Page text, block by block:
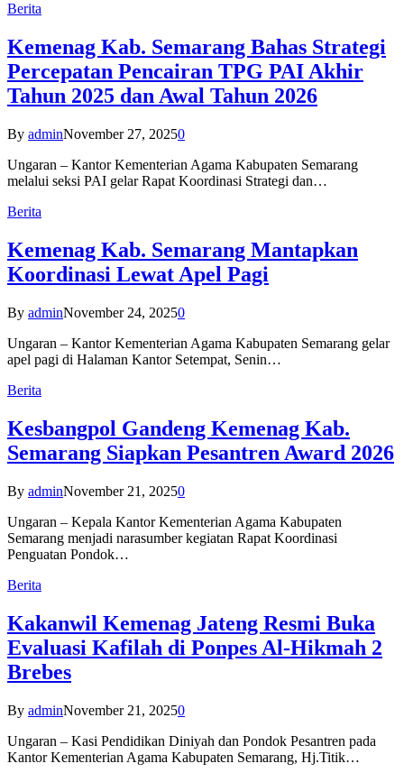
Berita
Kemenag Kab. Semarang Bahas Strategi
Percepatan Pencairan TPG PAI Akhir
Tahun 2025 dan Awal Tahun 2026
By adminNovember 27, 20250
Ungaran – Kantor Kementerian Agama Kabupaten Semarang
melalui seksi PAI gelar Rapat Koordinasi Strategi dan…
Berita
Kemenag Kab. Semarang Mantapkan
Koordinasi Lewat Apel Pagi
By adminNovember 24, 20250
Ungaran – Kantor Kementerian Agama Kabupaten Semarang gelar
apel pagi di Halaman Kantor Setempat, Senin…
Berita
Kesbangpol Gandeng Kemenag Kab.
Semarang Siapkan Pesantren Award 2026
By adminNovember 21, 20250
Ungaran – Kepala Kantor Kementerian Agama Kabupaten
Semarang menjadi narasumber kegiatan Rapat Koordinasi
Penguatan Pondok…
Berita
Kakanwil Kemenag Jateng Resmi Buka
Evaluasi Kafilah di Ponpes Al-Hikmah 2
Brebes
By adminNovember 21, 20250
Ungaran – Kasi Pendidikan Diniyah dan Pondok Pesantren pada
Kantor Kementerian Agama Kabupaten Semarang, Hj.Titik…